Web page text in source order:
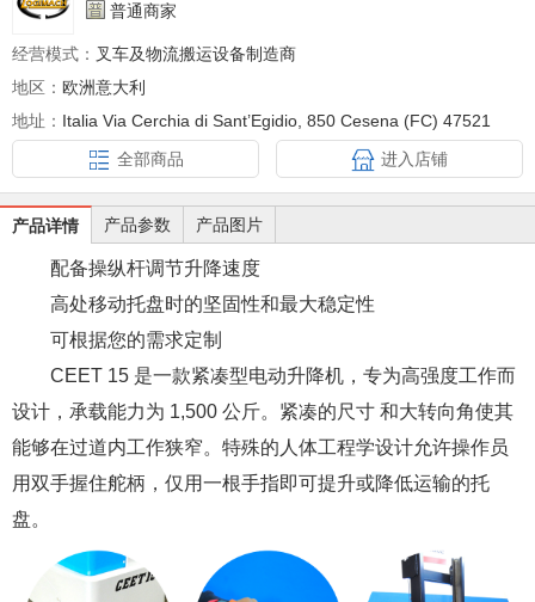
普通商家
经营模式： 叉车及物流搬运设备制造商
地区： 欧洲意大利
地址： Italia Via Cerchia di Sant’Egidio, 850 Cesena (FC) 47521
全部商品
进入店铺
产品详情 产品参数 产品图片
配备操纵杆调节升降速度
高处移动托盘时的坚固性和最大稳定性
可根据您的需求定制
CEET 15 是一款紧凑型电动升降机，专为高强度工作而
设计，承载能力为 1,500 公斤。紧凑的尺寸 和大转向角使其
能够在过道内工作狭窄。特殊的人体工程学设计允许操作员
用双手握住舵柄，仅用一根手指即可提升或降低运输的托
盘。